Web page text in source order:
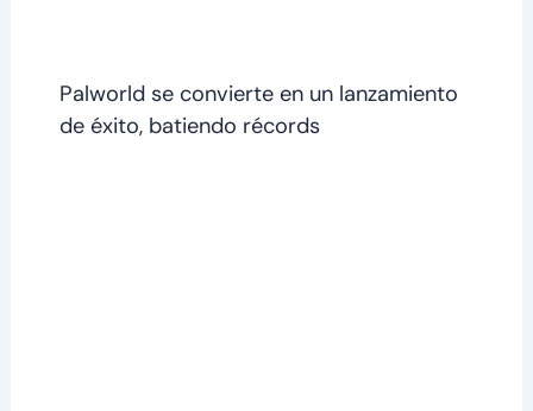
Palworld se convierte en un lanzamiento
de éxito, batiendo récords